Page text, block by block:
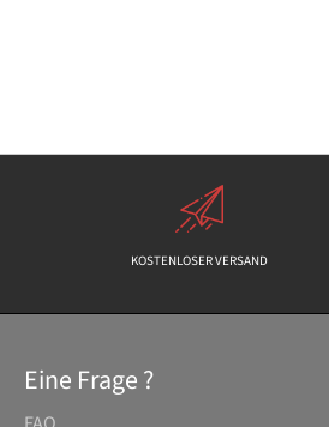
KOSTENLOSER VERSAND
Eine Frage ?